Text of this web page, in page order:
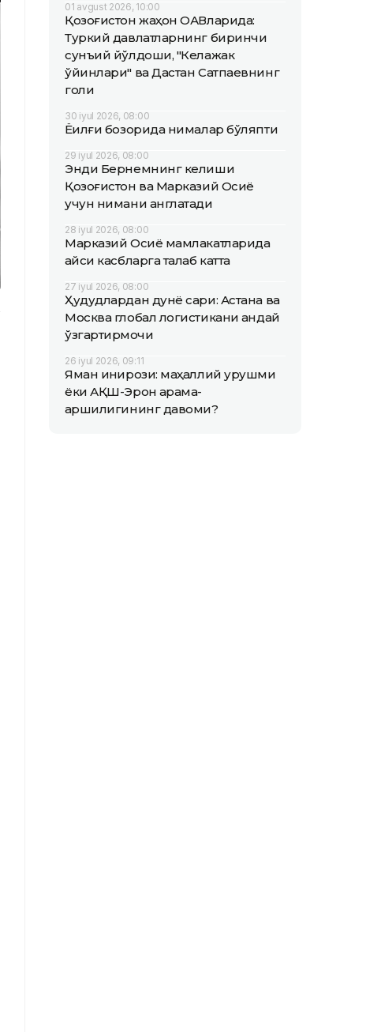
01 avgust 2026, 10:00
Қозоғистон жаҳон ОАВларида:
Туркий давлатларнинг биринчи
сунъий йўлдоши, "Келажак
ўйинлари" ва Дастан Сатпаевнинг
голи
30 iyul 2026, 08:00
Ёқилғи бозорида нималар бўляпти
29 iyul 2026, 08:00
Энди Бернемнинг келиши
Қозоғистон ва Марказий Осиё
учун нимани англатади
28 iyul 2026, 08:00
Марказий Осиё мамлакатларида
қайси касбларга талаб катта
27 iyul 2026, 08:00
Ҳудудлардан дунё сари: Астана ва
Москва глобал логистикани қандай
ўзгартирмоқчи
26 iyul 2026, 09:11
Яман инқирози: маҳаллий урушми
ёки АҚШ-Эрон қарама-
қаршилигининг давоми?